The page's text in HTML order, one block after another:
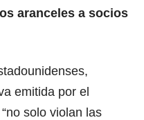
aranceles a socios
emitida por el
“no solo violan las